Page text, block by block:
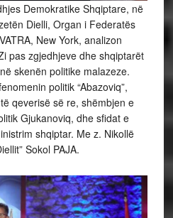
Demokratike Shqiptare, në
Dielli, Organ i Federatës
New York, analizon
pas zgjedhjeve dhe shqiptarët
skenën politike malazeze.
politik “Abazoviq”,
qeverisë së re, shëmbjen e
Gjukanoviq, dhe sfidat e
shqiptar. Me z. Nikollë
Sokol PAJA.